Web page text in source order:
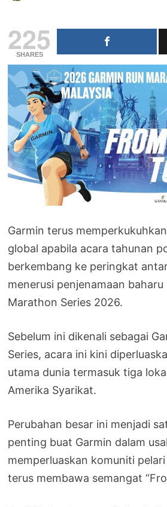
225
SHARES
Garmin terus
global apabila acara tahunan
berkembang ke peringkat
menerusi penjenamaan baharu
Marathon Series 2026.
Sebelum ini dikenali sebagai
Series, acara ini kini
utama dunia termasuk tiga
Amerika Syarikat.
Perubahan besar ini menjadi
penting buat Garmin dalam
memperluaskan komuniti
terus membawa semangat